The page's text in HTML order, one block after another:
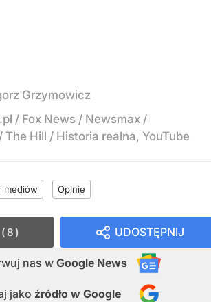
Grzymowicz
/ Fox News / Newsmax /
Hill / Historia realna, YouTube
mediów Opinie
UDOSTĘPNIJ
nas w Google News
jako źródło w Google
8